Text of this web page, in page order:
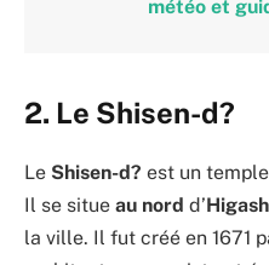
météo et
2. Le Shisen-d?
Le Shisen-d? est un
Il se situe au nord d’
la ville. Il fut créé en 1671